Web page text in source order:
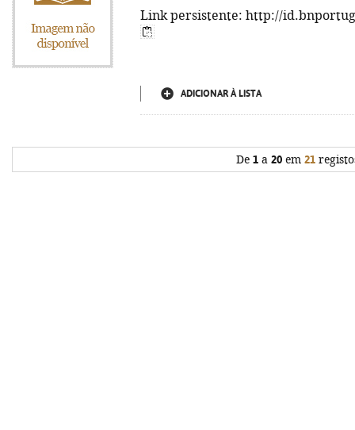
Link persistente: http://
ADICIONAR À LISTA
De 1a 20em 21